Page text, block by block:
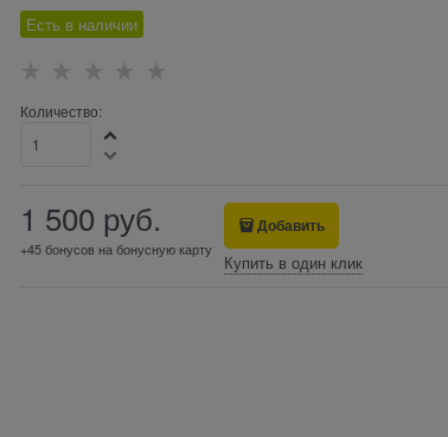
Есть в наличии
Количество:
1 500 руб.
+45 бонусов на бонусную карту
Добавить
Купить в один клик